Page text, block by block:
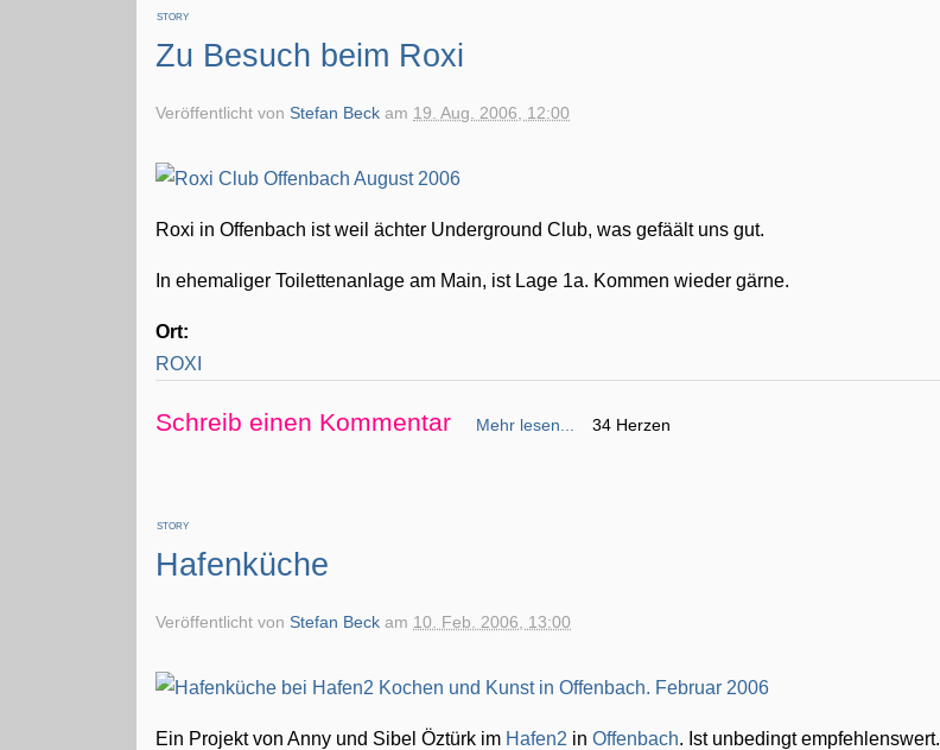
STORY
Zu Besuch beim Roxi
Veröffentlicht vonStefan Beck am 19. Aug. 2006, 12:00
Roxi in Offenbach ist weil ächter Underground Club, was gefäält uns gut.
In ehemaliger Toilettenanlage am Main, ist Lage 1a. Kommen wieder gärne.
Ort:
ROXI
Schreib einen Kommentar Mehr lesen... 34 Herzen
STORY
Hafenküche
Veröffentlicht vonStefan Beck am 10. Feb. 2006, 13:00
Ein Projekt von Anny und Sibel Öztürk im Hafen2 inOffenbach. Ist unbedingt empfehlenswert.